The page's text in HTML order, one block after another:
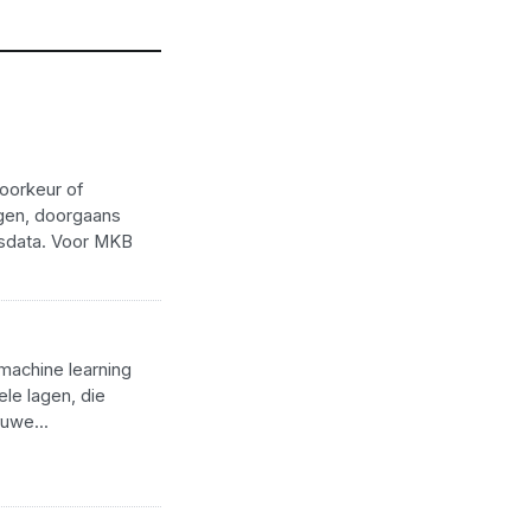
of
doorgaans
Voor MKB
learning
lagen, die